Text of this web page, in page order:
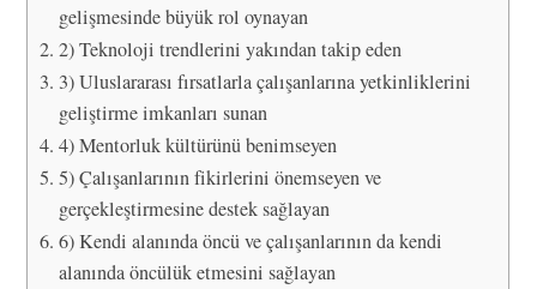
gelişmesinde büyük rol oynayan
2) Teknoloji trendlerini yakından takip eden
3) Uluslararası fırsatlarla çalışanlarına yetkinliklerini
geliştirme imkanları sunan
4) Mentorluk kültürünü benimseyen
5) Çalışanlarının fikirlerini önemseyen ve
gerçekleştirmesine destek sağlayan
6) Kendi alanında öncü ve çalışanlarının da kendi
alanında öncülük etmesini sağlayan